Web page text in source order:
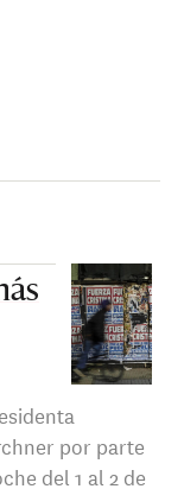
por parte
del 1 al 2 de